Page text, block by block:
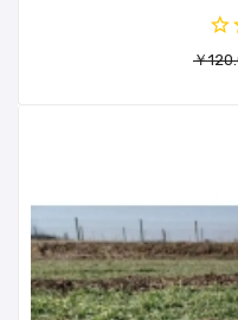
￥